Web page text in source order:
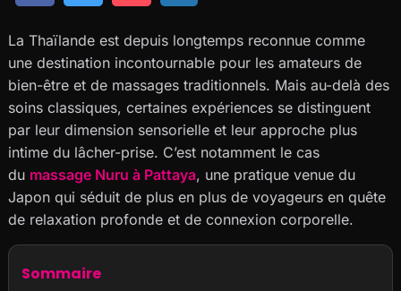
La Thaïlande est depuis longtemps reconnue comme
une destination incontournable pour les amateurs de
bien-être et de massages traditionnels. Mais au-delà des
soins classiques, certaines expériences se distinguent
par leur dimension sensorielle et leur approche plus
intime du lâcher-prise. C’est notamment le cas
du massage Nuru à Pattaya, une pratique venue du
Japon qui séduit de plus en plus de voyageurs en quête
de relaxation profonde et de connexion corporelle.
Sommaire